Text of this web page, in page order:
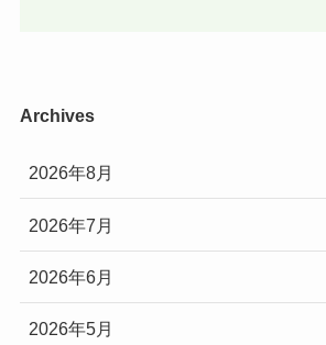
Archives
2026年8月
2026年7月
2026年6月
2026年5月